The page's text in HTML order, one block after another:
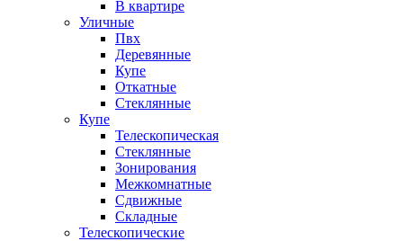
В квартире
Уличные
Пвх
Деревянные
Купе
Откатные
Стеклянные
Купе
Телескопическая
Стеклянные
Зонирования
Межкомнатные
Сдвижные
Складные
Телескопические